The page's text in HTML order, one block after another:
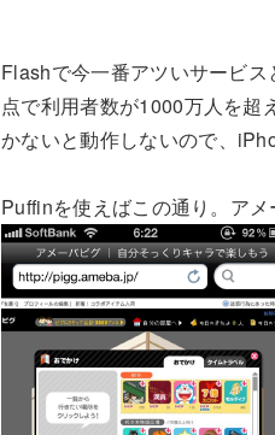
Flashで今一番アツいサービ
点で利用者数が1000万人を超
かないと動作しないので、
Puffinを使えばこの通り。ア